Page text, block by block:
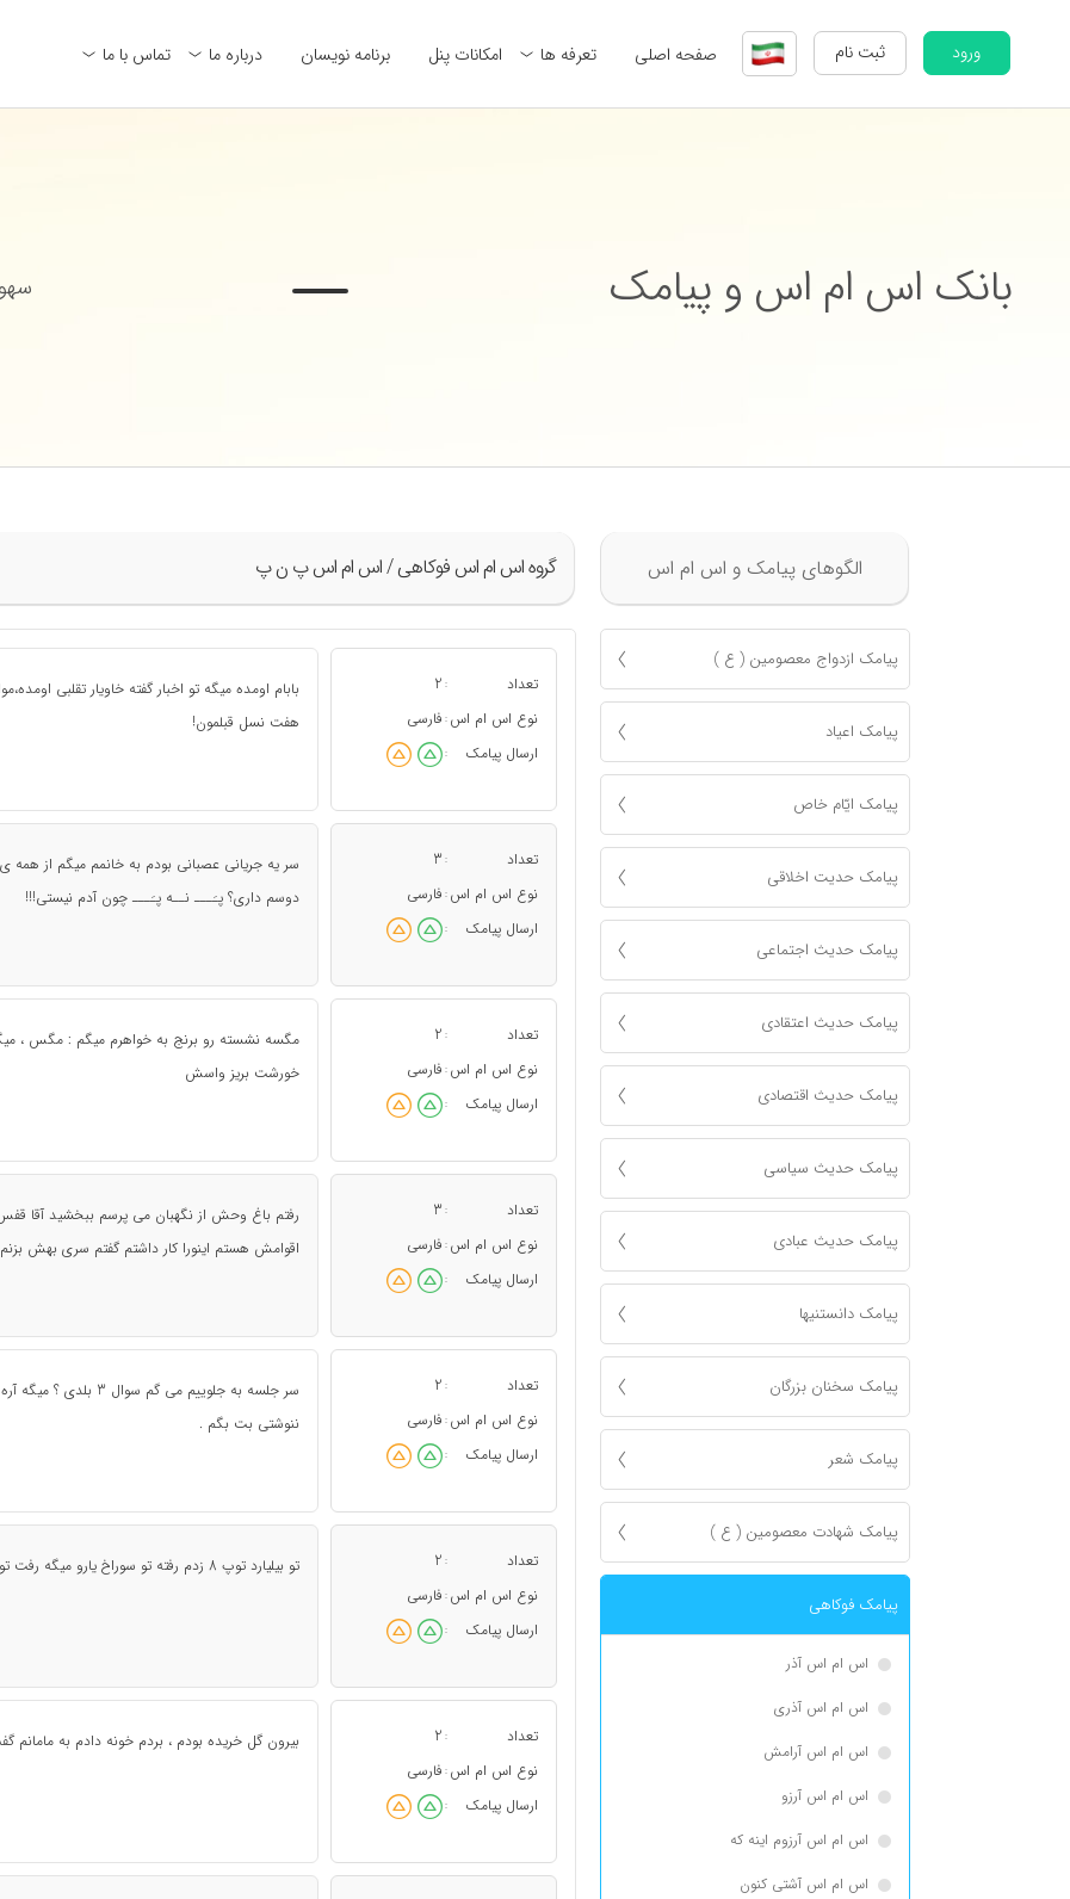
ورود ثبت نام صفحه اصلی تعرفه ها امکانات پنل برنامه نویسان درباره ما تماس با ما
بانک اس ام اس و پیامک
الگوهای پیامک و اس ام اس
پیامک ازدواج معصومين ( ع )
پیامک اعياد
پیامک ايّام خاص
پیامک حدیت اخلاقی
پیامک حدیث اجتماعی
پیامک حدیث اعتقادی
پیامک حدیث اقتصادی
پیامک حدیث سیاسی
پیامک حدیث عبادی
پیامک دانستنیها
پیامک سخنان بزرگان
پیامک شعر
پیامک شهادت معصومين ( ع )
پیامک فوکاهی
اس ام اس آذر
اس ام اس آذری
اس ام اس آرامش
اس ام اس آرزو
اس ام اس آرزوم اینه که
اس ام اس آشتی کنون
گروه اس ام اس فوکاهی / اس ام اس پ ن پ
تعداد :
2
نوع اس ام اس : فارسی
ارسال پیامک
:
بابام اومده میگه تو اخبار گفته خاویار تقلبی
هفت نسل قبلمون!
تعداد :
3
نوع اس ام اس : فارسی
ارسال پیامک
:
سر یه جریانی عصبانی بودم به خانمم میگم از همه
دوسم داری؟ پـَـــ نــه پـَـــ چون آدم نیستی!!!
تعداد :
2
نوع اس ام اس : فارسی
ارسال پیامک
:
مگسه نشسته رو برنج به خواهرم میگم : مگس ،
خورشت بریز واسش
تعداد :
3
نوع اس ام اس : فارسی
ارسال پیامک
:
رفتم باغ وحش از نگهبان می پرسم ببخشید آقا
اقوامش هستم اینورا کار داشتم گفتم سری بهش
تعداد :
2
نوع اس ام اس : فارسی
ارسال پیامک
:
سر جلسه به جلوییم
ننوشتی بت بگم .
تعداد :
2
نوع اس ام اس : فارسی
ارسال پیامک
:
تو بیلیارد توپ 8 زدم رفته تو سوراخ یارو میگه رفت تو ؟ پَ نَ پَ کریس آنجلم نشناختی غیبش کردم.
تعداد :
2
نوع اس ام اس : فارسی
ارسال پیامک
:
بیرون گل خریده بودم ، بردم خونه دادم به